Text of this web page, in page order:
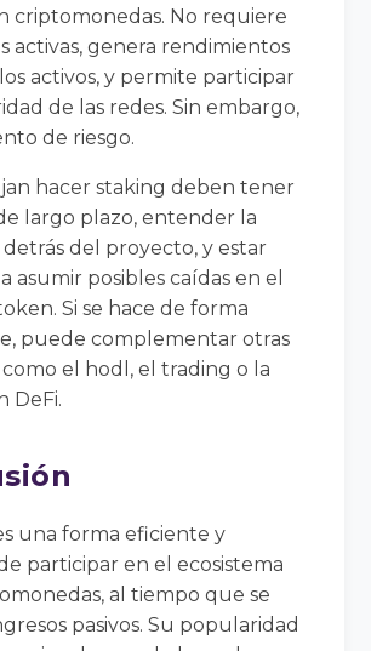
criptomonedas. No requiere
activas, genera rendimientos
activos, y permite participar
de las redes. Sin embargo,
de riesgo.
hacer staking deben tener
largo plazo, entender la
del proyecto, y estar
asumir posibles caídas en el
Si se hace de forma
puede complementar otras
el hodl, el trading o la
DeFi.
una forma eficiente y
participar en el ecosistema
al tiempo que se
pasivos. Su popularidad